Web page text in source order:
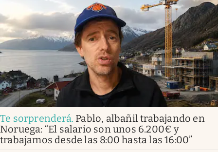
Te sorprenderá. Pablo, albañil trabajando en
Noruega: “El salario son unos 6.200€ y
trabajamos desde las 8:00 hasta las 16:00”